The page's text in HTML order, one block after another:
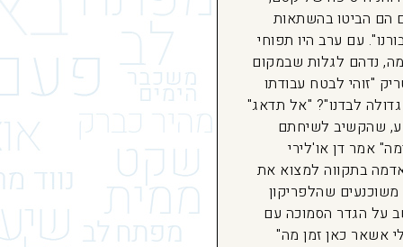
הם הביטו בהשתאות
עם ערב היו תפוחי
נדהם לגלות שבמקום
"זוהי לבטח עבודתו
לבדנו"? "אל תדאג"
שהקשיב לשיחתם
אמר דן או'לירי
בתקווה למצוא את
שהלפריקון
על הגדר הסמוכה עם
אשאר כאן זמן מה"